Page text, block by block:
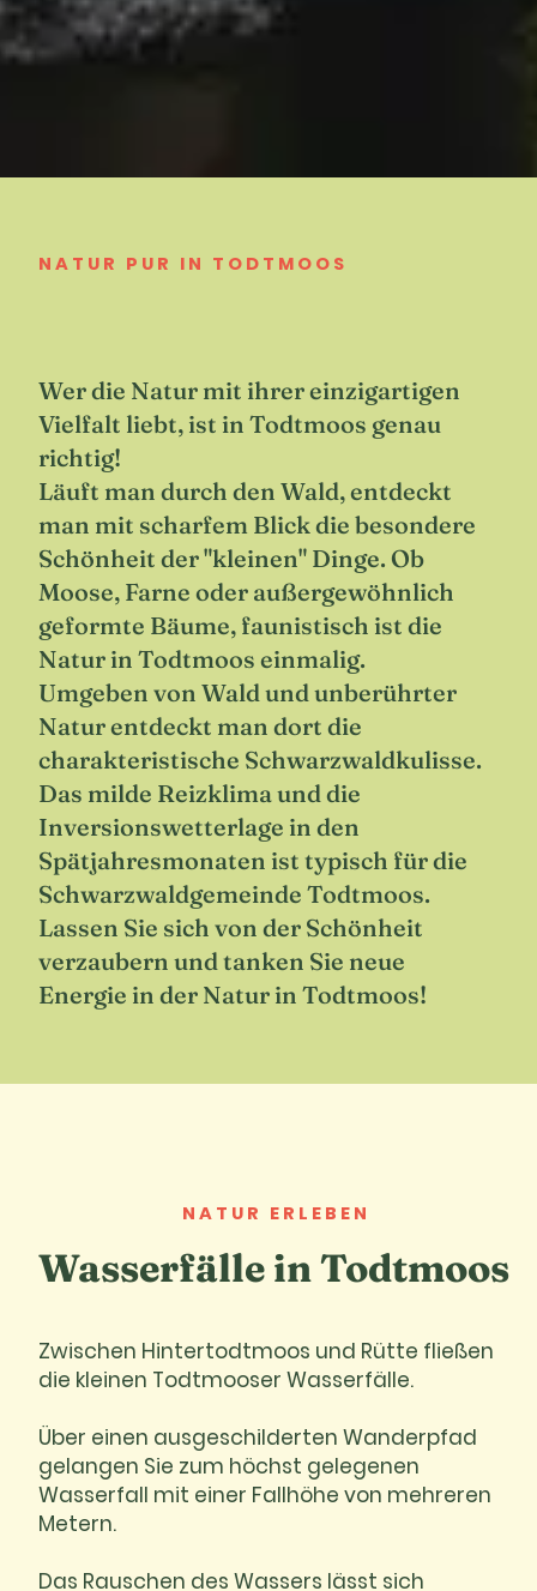
NATUR PUR IN TODTMOOS
Wer die Natur mit ihrer einzigartigen
Vielfalt liebt, ist in Todtmoos genau
richtig!
Läuft man durch den Wald, entdeckt
man mit scharfem Blick die besondere
Schönheit der "kleinen" Dinge. Ob
Moose, Farne oder außergewöhnlich
geformte Bäume, faunistisch ist die
Natur in Todtmoos einmalig.
Umgeben von Wald und unberührter
Natur entdeckt man dort die
charakteristische Schwarzwaldkulisse.
Das milde Reizklima und die
Inversionswetterlage in den
Spätjahresmonaten ist typisch für die
Schwarzwaldgemeinde Todtmoos.
Lassen Sie sich von der Schönheit
verzaubern und tanken Sie neue
Energie in der Natur in Todtmoos!
NATUR ERLEBEN
Wasserfälle in Todtmoos
Zwischen Hintertodtmoos und Rütte fließen
die kleinen Todtmooser Wasserfälle.
Über einen ausgeschilderten Wanderpfad
gelangen Sie zum höchst gelegenen
Wasserfall mit einer Fallhöhe von mehreren
Metern.
Das Rauschen des Wassers lässt sich